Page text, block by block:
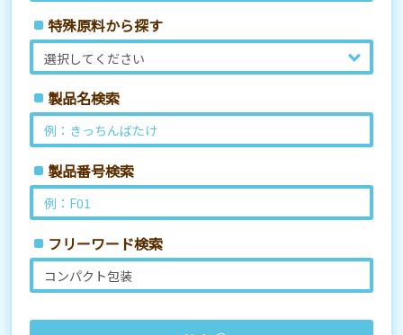
特殊原料から探す
製品名検索
製品番号検索
フリーワード検索